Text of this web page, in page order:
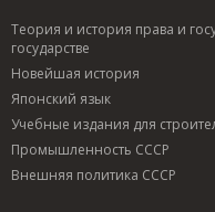
Теория и история права и
государстве
Новейшая история
Японский язык
Учебные издания для
Промышленность СССР
Внешняя политика СССР